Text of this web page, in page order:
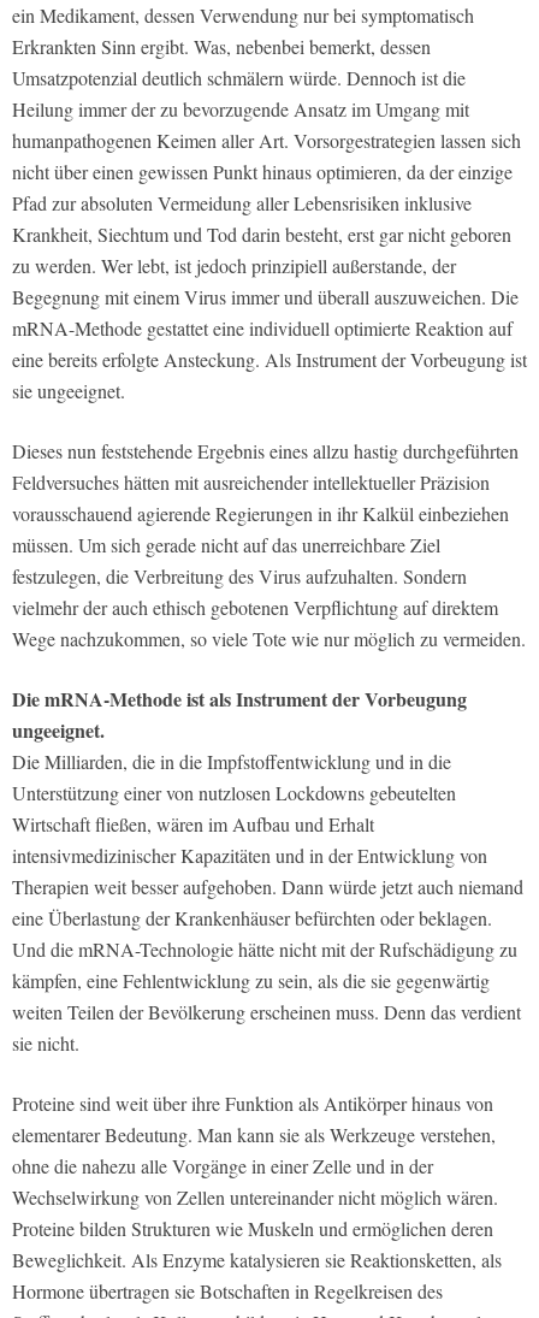
ein Medikament, dessen Verwendung nur bei symptomatisch
Erkrankten Sinn ergibt. Was, nebenbei bemerkt, dessen
Umsatzpotenzial deutlich schmälern würde. Dennoch ist die
Heilung immer der zu bevorzugende Ansatz im Umgang mit
humanpathogenen Keimen aller Art. Vorsorgestrategien lassen sich
nicht über einen gewissen Punkt hinaus optimieren, da der einzige
Pfad zur absoluten Vermeidung aller Lebensrisiken inklusive
Krankheit, Siechtum und Tod darin besteht, erst gar nicht geboren
zu werden. Wer lebt, ist jedoch prinzipiell außerstande, der
Begegnung mit einem Virus immer und überall auszuweichen. Die
mRNA-Methode gestattet eine individuell optimierte Reaktion auf
eine bereits erfolgte Ansteckung. Als Instrument der Vorbeugung ist
sie ungeeignet.
Dieses nun feststehende Ergebnis eines allzu hastig durchgeführten
Feldversuches hätten mit ausreichender intellektueller Präzision
vorausschauend agierende Regierungen in ihr Kalkül einbeziehen
müssen. Um sich gerade nicht auf das unerreichbare Ziel
festzulegen, die Verbreitung des Virus aufzuhalten. Sondern
vielmehr der auch ethisch gebotenen Verpflichtung auf direktem
Wege nachzukommen, so viele Tote wie nur möglich zu vermeiden.
Die mRNA-Methode ist als Instrument der Vorbeugung
ungeeignet.
Die Milliarden, die in die Impfstoffentwicklung und in die
Unterstützung einer von nutzlosen Lockdowns gebeutelten
Wirtschaft fließen, wären im Aufbau und Erhalt
intensivmedizinischer Kapazitäten und in der Entwicklung von
Therapien weit besser aufgehoben. Dann würde jetzt auch niemand
eine Überlastung der Krankenhäuser befürchten oder beklagen.
Und die mRNA-Technologie hätte nicht mit der Rufschädigung zu
kämpfen, eine Fehlentwicklung zu sein, als die sie gegenwärtig
weiten Teilen der Bevölkerung erscheinen muss. Denn das verdient
sie nicht.
Proteine sind weit über ihre Funktion als Antikörper hinaus von
elementarer Bedeutung. Man kann sie als Werkzeuge verstehen,
ohne die nahezu alle Vorgänge in einer Zelle und in der
Wechselwirkung von Zellen untereinander nicht möglich wären.
Proteine bilden Strukturen wie Muskeln und ermöglichen deren
Beweglichkeit. Als Enzyme katalysieren sie Reaktionsketten, als
Hormone übertragen sie Botschaften in Regelkreisen des